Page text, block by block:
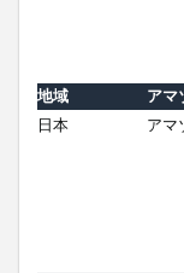
地域
アマ
日本
アマ